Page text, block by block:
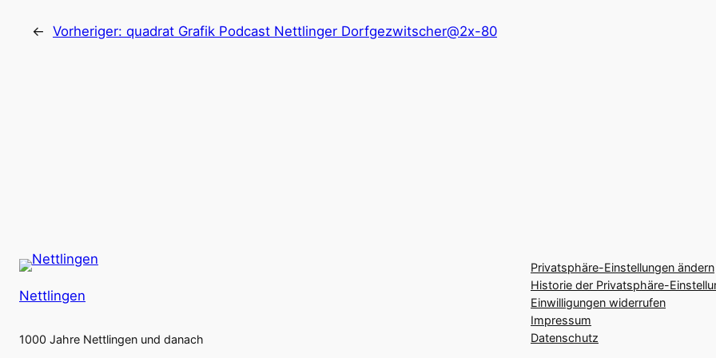
← Vorheriger: quadrat Grafik Podcast Nettlinger Dorfgezwitscher@2x-80
Nettlingen
1000 Jahre Nettlingen und danach
Privatsphäre-Einstellungen ändern
Historie der Privatsphäre-
Einwilligungen widerrufen
Impressum
Datenschutz